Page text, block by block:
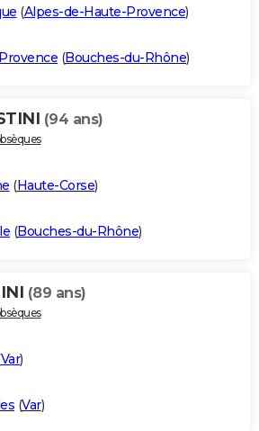
(Alpes-de-Haute-Provence)
(Bouches-du-Rhône)
(94 ans)
(Haute-Corse)
(Bouches-du-Rhône)
(89 ans)
Var)
(Var)